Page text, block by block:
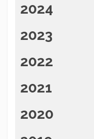
2024
2023
2022
2021
2020